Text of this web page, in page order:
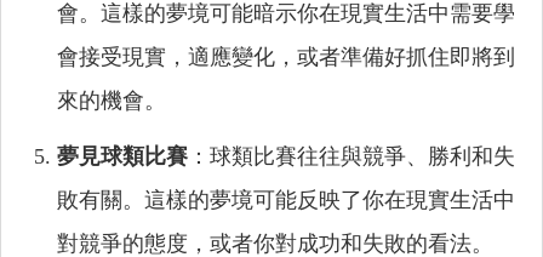
會。這樣的夢境可能暗示你在現實生活中需要學
會接受現實，適應變化，或者準備好抓住即將到
來的機會。
夢見球類比賽 ：球類比賽往往與競爭、勝利和失
敗有關。這樣的夢境可能反映了你在現實生活中
對競爭的態度，或者你對成功和失敗的看法。